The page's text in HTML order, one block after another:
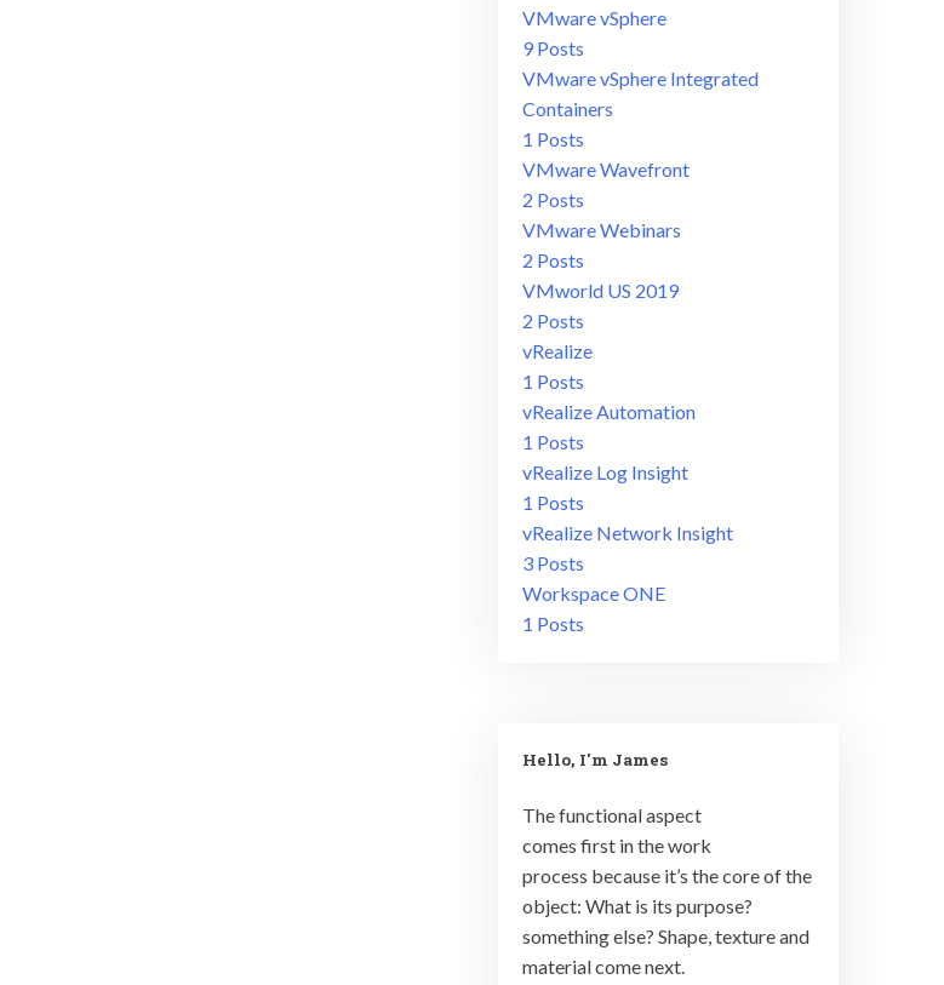
VMware vSphere
9 Posts
VMware vSphere Integrated
Containers
1 Posts
VMware Wavefront
2 Posts
VMware Webinars
2 Posts
VMworld US 2019
2 Posts
vRealize
1 Posts
vRealize Automation
1 Posts
vRealize Log Insight
1 Posts
vRealize Network Insight
3 Posts
Workspace ONE
1 Posts
Hello, I'm James
The functional aspect
comes first in the work
process because it’s the core of the
object: What is its purpose?
something else? Shape, texture and
material come next.